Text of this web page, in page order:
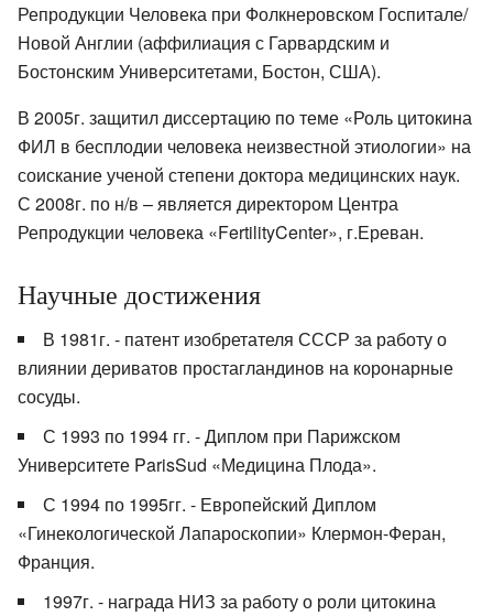
Репродукции Человека при Фолкнеровском Госпитале/
Новой Англии (аффилиация с Гарвардским и
Бостонским Университетами, Бостон, США).
В 2005г. защитил диссертацию по теме «Роль цитокина
ФИЛ в бесплодии человека неизвестной этиологии» на
соискание ученой степени доктора медицинских наук.
С 2008г. по н/в – является директором Центра
Репродукции человека «FertilityCenter», г.Ереван.
Научные достижения
В 1981г. - патент изобретателя СССР за работу о
влиянии дериватов простагландинов на коронарные
сосуды.
С 1993 по 1994 гг. - Диплом при Парижском
Университете ParisSud «Медицина Плода».
С 1994 по 1995гг. - Европейский Диплом
«Гинекологической Лапароскопии» Клермон-Феран,
Франция.
1997г. - награда НИЗ за работу о роли цитокина